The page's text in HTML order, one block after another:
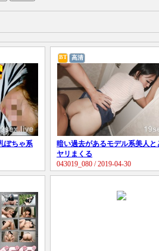
ぽちゃ系
BT 高清
暗い過去があるモデル系美人と
ヤリまくる
043019_080 / 2019-04-30